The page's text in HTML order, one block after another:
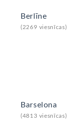
Berlīne
(2269 viesnīcas)
Barselona
(4813 viesnīcas)